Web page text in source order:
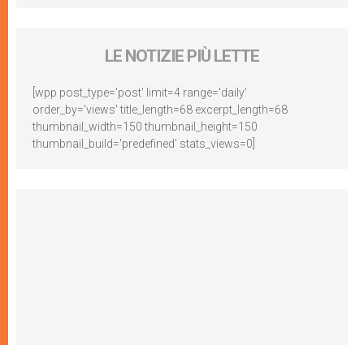
LE NOTIZIE PIÙ LETTE
[wpp post_type='post' limit=4 range='daily'
order_by='views' title_length=68 excerpt_length=68
thumbnail_width=150 thumbnail_height=150
thumbnail_build='predefined' stats_views=0]